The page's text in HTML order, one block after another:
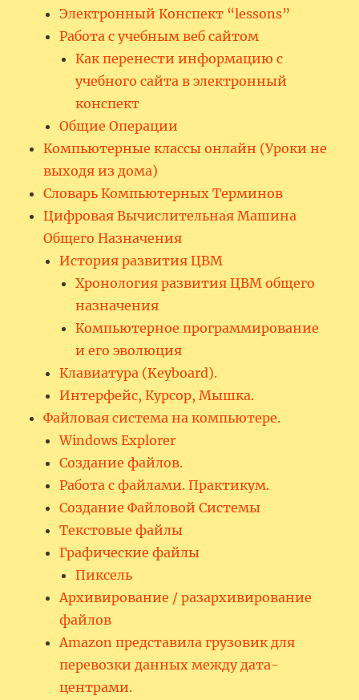
Электронный Конспект “lessons”
Работа с учебным веб сайтом
Как перенести информацию с
учебного сайта в электронный
конспект
Общие Операции
Компьютерные классы онлайн (Уроки не
выходя из дома)
Словарь Компьютерных Терминов
Цифровая Вычислительная Машина
Общего Назначения
История развития ЦВМ
Хронология развития ЦВМ общего
назначения
Компьютерное программирование
и его эволюция
Клавиатура (Keyboard).
Интерфейс, Курсор, Мышка.
Файловая система на компьютере.
Windows Explorer
Создание файлов.
Работа с файлами. Практикум.
Создание Файловой Системы
Текстовые файлы
Графические файлы
Пиксель
Архивирование / разархивирование
файлов
Amazon представила грузовик для
перевозки данных между дата-
центрами.